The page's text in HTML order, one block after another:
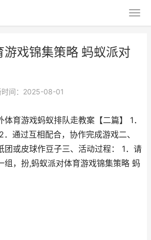
游戏锦集策略 蚂蚁派对
时间：2025-08-01
育游戏蚂蚁排队走教案【二篇】 1．
通过互相配合，协作完成游戏二、
团或皮球作豆子三、活动过程： 1．请
组，扮,蚂蚁派对体育游戏锦集策略 蚂